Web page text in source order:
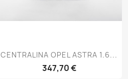
Anteprima
CENTRALINA OPEL ASTRA 1.6...
347,70 €